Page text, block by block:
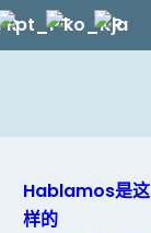
Hablamos是这
样的